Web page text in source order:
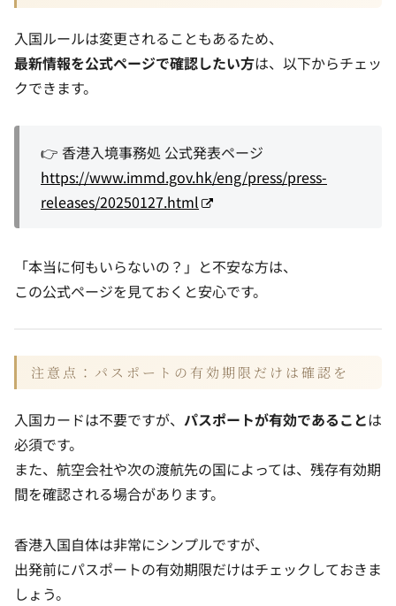
入国ルールは変更されることもあるため、
最新情報を公式ページで確認したい方は、以下からチェッ
クできます。
👉 香港入境事務処 公式発表ページ
https://www.immd.gov.hk/eng/press/press-
releases/20250127.html
「本当に何もいらないの？」と不安な方は、
この公式ページを見ておくと安心です。
注意点：パスポートの有効期限だけは確認を
入国カードは不要ですが、 パスポートが有効であることは
必須です。
また、航空会社や次の渡航先の国によっては、残存有効期
間を確認される場合があります。
香港入国自体は非常にシンプルですが、
出発前にパスポートの有効期限だけはチェックしておきま
しょう。